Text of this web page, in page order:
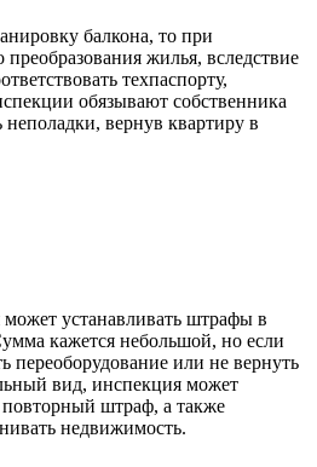
балкона, то при
жилья, вследствие
техпаспорту,
обязывают собственника
неполадки, вернув квартиру в
устанавливать штрафы в
кажется небольшой, но если
переоборудование или не вернуть
вид, инспекция может
повторный штраф, а также
недвижимость.